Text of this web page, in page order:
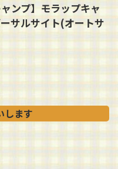
ャンプ】モラップキャ
サルサイト(オートサ
します